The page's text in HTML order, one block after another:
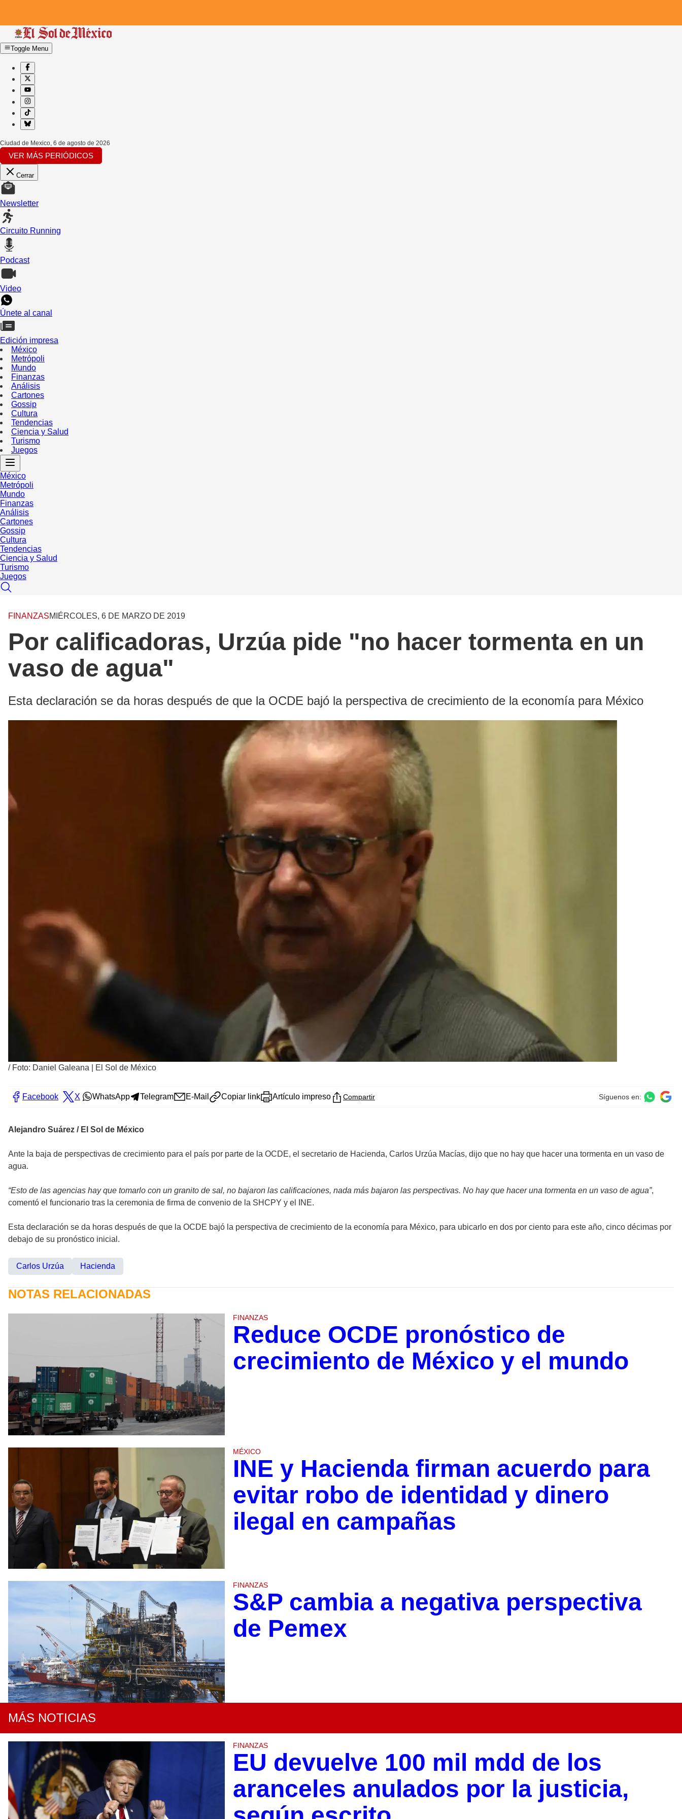
Toggle Menu
Ciudad de Mexico, 6 de agosto de 2026
VER MÁS PERIÓDICOS
Cerrar
Newsletter
Circuito Running
Podcast
Video
Únete al canal
Edición impresa
México
Metrópoli
Mundo
Finanzas
Análisis
Cartones
Gossip
Cultura
Tendencias
Ciencia y Salud
Turismo
Juegos
México
Metrópoli
Mundo
Finanzas
Análisis
Cartones
Gossip
Cultura
Tendencias
Ciencia y Salud
Turismo
Juegos
FINANZASMIÉRCOLES, 6 DE MARZO DE 2019
Por calificadoras, Urzúa pide "no hacer tormenta en un
vaso de agua"
Esta declaración se da horas después de que la OCDE bajó la perspectiva de crecimiento de la economía para México
/ Foto: Daniel Galeana | El Sol de México
Facebook X WhatsApp Telegram E-Mail Copiar link Artículo impreso Compartir Síguenos en:
Alejandro Suárez / El Sol de México
Ante la baja de perspectivas de crecimiento para el país por parte de la OCDE, el secretario de Hacienda, Carlos Urzúa Macías, dijo que no hay que hacer una tormenta en un vaso de
agua.
“Esto de las agencias hay que tomarlo con un granito de sal, no bajaron las calificaciones, nada más bajaron las perspectivas. No hay que hacer una tormenta en un vaso de agua”,
comentó el funcionario tras la ceremonia de firma de convenio de la SHCPY y el INE.
Esta declaración se da horas después de que la OCDE bajó la perspectiva de crecimiento de la economía para México, para ubicarlo en dos por ciento para este año, cinco décimas por
debajo de su pronóstico inicial.
Carlos Urzúa Hacienda
NOTAS RELACIONADAS
FINANZAS
Reduce OCDE pronóstico de
crecimiento de México y el mundo
MÉXICO
INE y Hacienda firman acuerdo para
evitar robo de identidad y dinero
ilegal en campañas
FINANZAS
S&P cambia a negativa perspectiva
de Pemex
MÁS NOTICIAS
FINANZAS
EU devuelve 100 mil mdd de los
aranceles anulados por la justicia,